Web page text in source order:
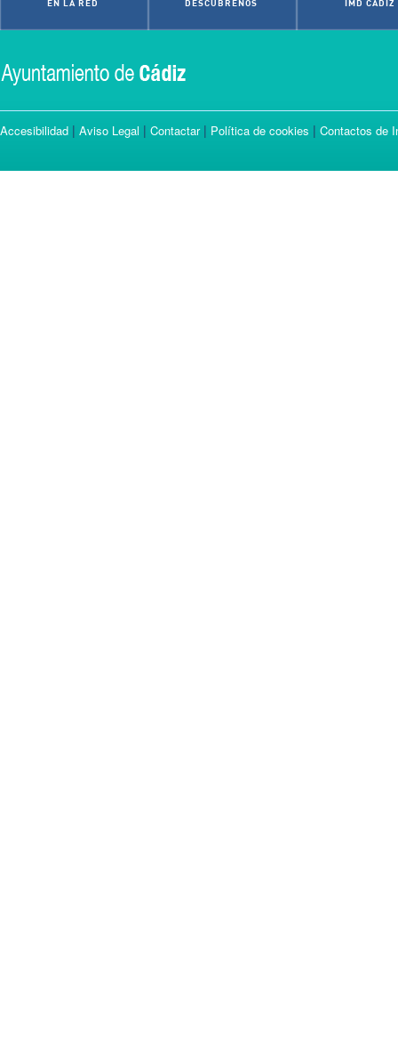
EN LA RED DESCÚBRENOS IMD CÁDIZ
Accesibilidad | Aviso Legal | Contactar| Política de cookies | Contactos de